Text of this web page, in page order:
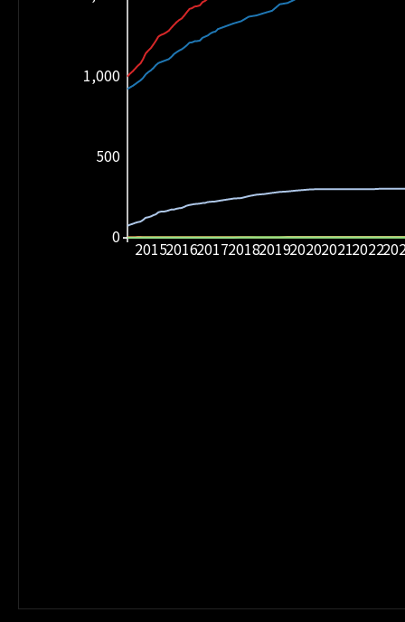
20152016201720182019202020212022
0
500
1,000